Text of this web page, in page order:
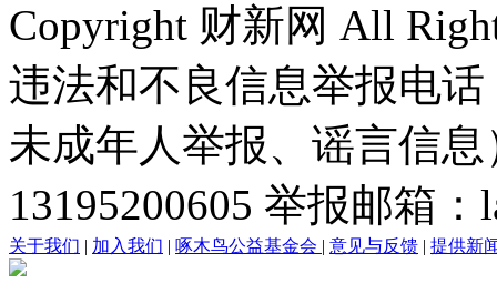
Copyright 财新网 All
违法和不良信息举报电
未成年人举报、谣言信
13195200605 举报邮箱
关于我们 | 加入我们 | 啄木鸟公益基金会 | 意见与反馈 | 提供新